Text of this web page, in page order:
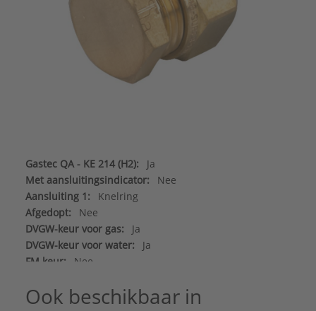
Gastec QA - KE 214 (H2):
Ja
Met aansluitingsindicator:
Nee
Aansluiting 1:
Knelring
Afgedopt:
Nee
DVGW-keur voor gas:
Ja
DVGW-keur voor water:
Ja
FM keur:
Nee
Hoofdkleur fitting:
Messing
Ook beschikbaar in